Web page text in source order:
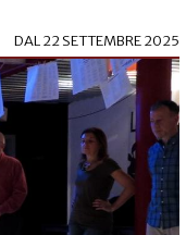
DAL22 SETTEMBRE 2025